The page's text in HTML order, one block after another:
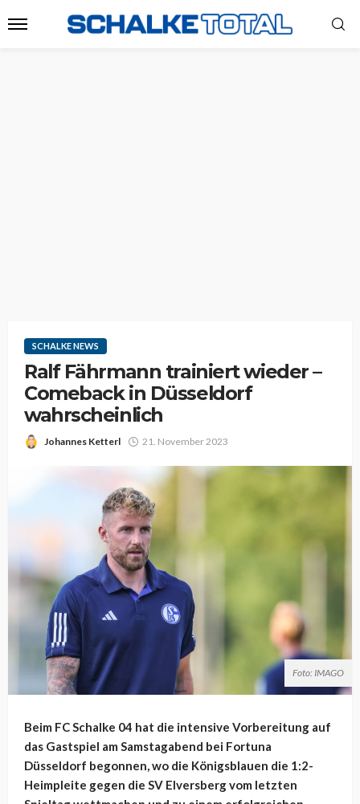
SCHALKE NEWS
Ralf Fährmann trainiert wieder –
Comeback in Düsseldorf
wahrscheinlich
Johannes Ketterl 21. November 2023
Foto: IMAGO
Beim FC Schalke 04 hat die intensive Vorbereitung auf
das Gastspiel am Samstagabend bei Fortuna
Düsseldorf begonnen, wo die Königsblauen die 1:2-
Heimpleite gegen die SV Elversberg vom letzten